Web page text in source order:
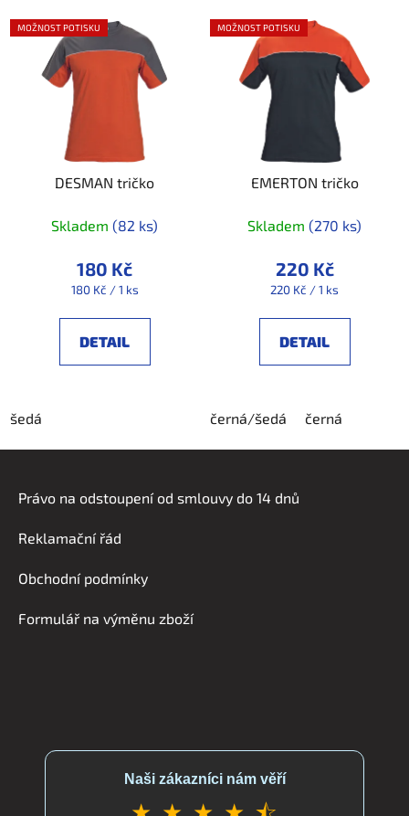
MOŽNOST POTISKU
DESMAN tričko
Skladem (82 ks)
180 Kč
Měrná
180 Kč / 1 ks
DETAIL
šedá
MOŽNOST POTISKU
EMERTON tričko
Skladem (270 ks)
220 Kč
Měrná
220 Kč / 1 ks
DETAIL
černá/šedá černá
Právo na odstoupení od smlouvy do 14 dnů
Reklamační řád
Obchodní podmínky
Formulář na výměnu zboží
Naši zákazníci nám věří